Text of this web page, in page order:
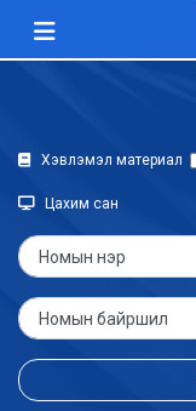
Хэвлэмэл материал
Цахим сан